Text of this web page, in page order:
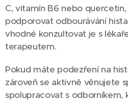
C, vitamín B6 nebo
podporovat odbourávání
vhodné konzultovat je s
terapeutem.
Pokud máte podezření na
zároveň se aktivně věnujete
spolupracovat s odborníkem,